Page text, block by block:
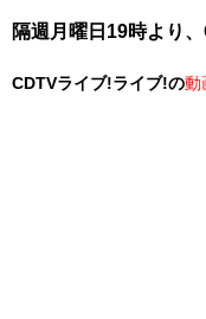
隔週月曜日19時より
CDTVライブ!ライブ!の動